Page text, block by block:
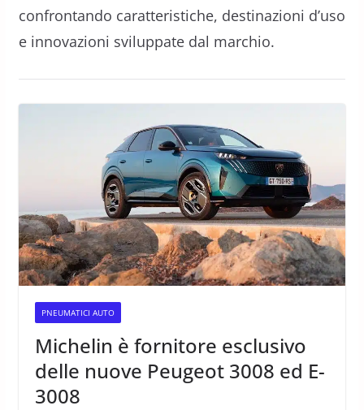
confrontando caratteristiche, destinazioni d’uso
e innovazioni sviluppate dal marchio.
PNEUMATICI AUTO
Michelin è fornitore esclusivo
delle nuove Peugeot 3008 ed E-
3008